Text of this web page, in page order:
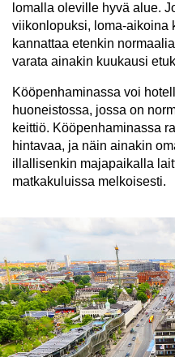
lomalla oleville hyvä alue.
viikonlopuksi, loma-aikoina
kannattaa etenkin
varata ainakin kuukausi
Kööpenhaminassa voi
huoneistossa, jossa on
keittiö. Kööpenhaminassa
hintavaa, ja näin ainakin
illallisenkin majapaikalla
matkakuluissa melkoisesti.